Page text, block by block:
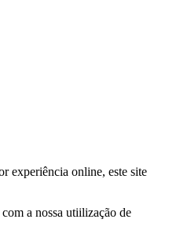
experiência online, este site
a nossa utiilização de